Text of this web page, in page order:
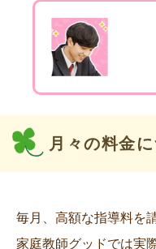
月々の料金
毎月、高額な指導料を
家庭教師グッドでは実